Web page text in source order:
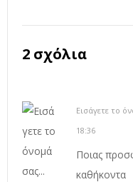
2 σχόλια
Εισάγετε το
18:36
Ποιας
καθήκοντα